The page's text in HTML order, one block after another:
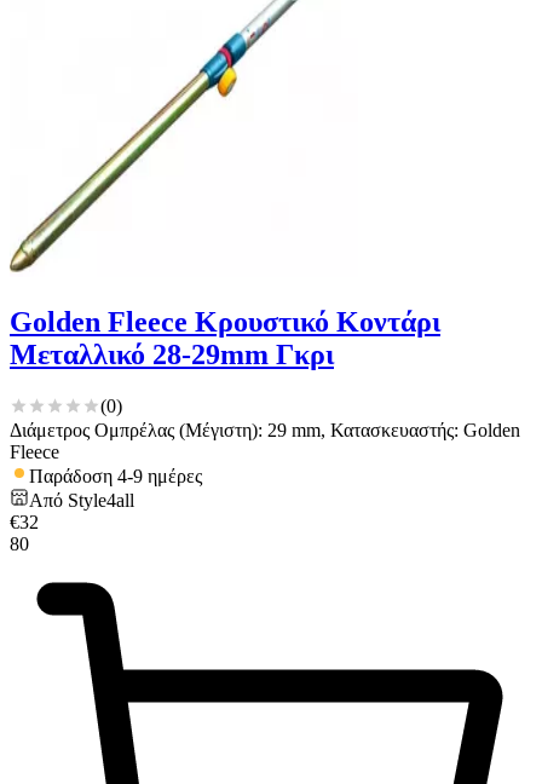
Golden Fleece Κρουστικό Κοντάρι
Μεταλλικό 28-29mm Γκρι
(0)
Διάμετρος Ομπρέλας (Μέγιστη): 29 mm, Κατασκευαστής: Golden
Fleece
Παράδοση 4-9 ημέρες
Από Style4all
€32
80